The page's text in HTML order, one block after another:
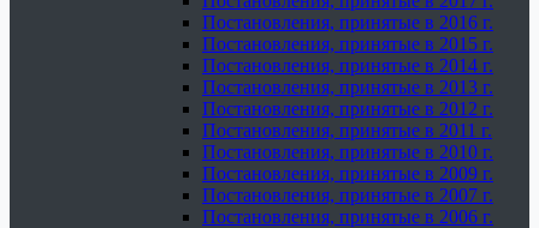
Постановления, принятые в 2016 г.
Постановления, принятые в 2015 г.
Постановления, принятые в 2014 г.
Постановления, принятые в 2013 г.
Постановления, принятые в 2012 г.
Постановления, принятые в 2011 г.
Постановления, принятые в 2010 г.
Постановления, принятые в 2009 г.
Постановления, принятые в 2007 г.
Постановления, принятые в 2006 г.